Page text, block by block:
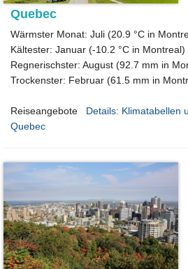
Quebec
Wärmster Monat: Juli (20.9 °C in
Kältester: Januar (-10.2 °C in Montreal)
Regnerischster: August (92.7 mm in
Trockenster: Februar (61.5 mm in
Reiseangebote
Details: Klimatabellen
Quebec